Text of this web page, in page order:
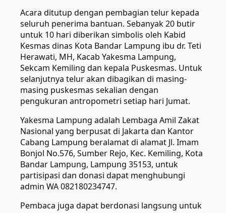
Acara ditutup dengan pembagian telur kepada
seluruh penerima bantuan. Sebanyak 20 butir
untuk 10 hari diberikan simbolis oleh Kabid
Kesmas dinas Kota Bandar Lampung ibu dr. Teti
Herawati, MH, Kacab Yakesma Lampung,
Sekcam Kemiling dan kepala Puskesmas. Untuk
selanjutnya telur akan dibagikan di masing-
masing puskesmas sekalian dengan
pengukuran antropometri setiap hari Jumat.
Yakesma Lampung adalah Lembaga Amil Zakat
Nasional yang berpusat di Jakarta dan Kantor
Cabang Lampung beralamat di alamat Jl. Imam
Bonjol No.576, Sumber Rejo, Kec. Kemiling, Kota
Bandar Lampung, Lampung 35153, untuk
partisipasi dan donasi dapat menghubungi
admin WA 082180234747.
Pembaca juga dapat berdonasi langsung untuk